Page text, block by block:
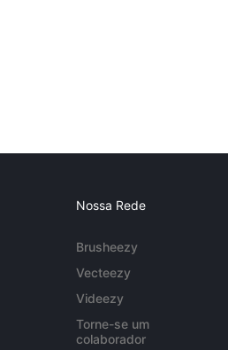
Nossa Rede
Brusheezy
Vecteezy
Videezy
Torne-se um
colaborador